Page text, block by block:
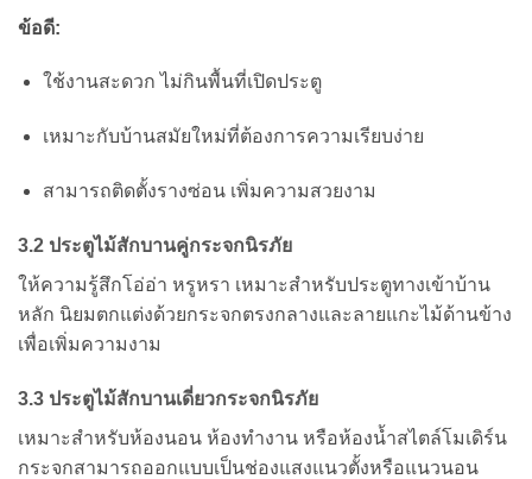
ข้อดี:
ใช้งานสะดวก ไม่กินพื้นที่เปิดประตู
เหมาะกับบ้านสมัยใหม่ที่ต้องการความเรียบง่าย
สามารถติดตั้งรางซ่อน เพิ่มความสวยงาม
3.2 ประตูไม้สักบานคู่กระจกนิรภัย
ให้ความรู้สึกโอ่อ่า หรูหรา เหมาะสำหรับประตูทางเข้าบ้าน
หลัก นิยมตกแต่งด้วยกระจกตรงกลางและลายแกะไม้ด้านข้าง
เพื่อเพิ่มความงาม
3.3 ประตูไม้สักบานเดี่ยวกระจกนิรภัย
เหมาะสำหรับห้องนอน ห้องทำงาน หรือห้องน้ำสไตล์โมเดิร์น
กระจกสามารถออกแบบเป็นช่องแสงแนวตั้งหรือแนวนอน